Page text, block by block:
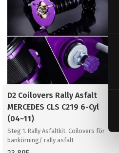
S
a
y
s
D2 Coilovers Rally Asfalt
MERCEDES CLS C219 6-Cyl
(04~11)
Steg 1. Rally Asfaltkit. Coilovers för
bankörning/ rally asfalt